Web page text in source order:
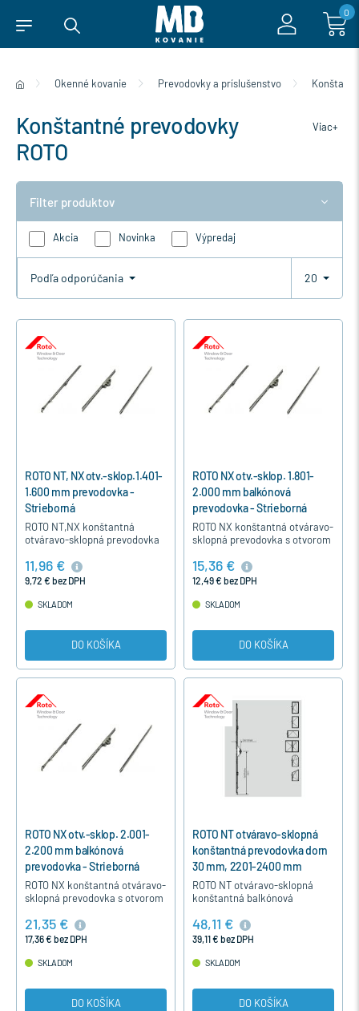
0
Okenné kovanie Prevodovky a príslušenstvo
Konštantné prevodovky
ROTO
Viac+
Filter produktov
Akcia Novinka Výpredaj
Podľa odporúčania 20
ROTO NT, NX otv.-sklop.1.401-
1.600 mm prevodovka -
Strieborná
ROTO NT,NX konštantná
otváravo-sklopná prevodovka
a otváravé okná pre výšku v
drážke kovania 1401-1600 mm.
11,96 €
9,72 € bez DPH
SKLADOM
DO KOŠÍKA
ROTO NX otv.-sklop. 1.801-
2.000 mm balkónová
prevodovka - Strieborná
ROTO NX konštantná otváravo-
sklopná prevodovka s otvorom
určená pre otváravo-sklopné a
otváravé balkónové dvere…
15,36 €
12,49 € bez DPH
SKLADOM
DO KOŠÍKA
ROTO NX otv.-sklop. 2.001-
2.200 mm balkónová
prevodovka - Strieborná
ROTO NX konštantná otváravo-
sklopná prevodovka s otvorom
určená pre otváravo-sklopné a
otváravé balkónové dvere…
21,35 €
17,36 € bez DPH
SKLADOM
DO KOŠÍKA
ROTO NT otváravo-sklopná
konštantná prevodovka dorn
30 mm, 2201-2400 mm
ROTO NT otváravo-sklopná
konštantná balkónová
otváravo-sklopné, otváravé a
posuvné balkónové a terasové
48,11 €
39,11 € bez DPH
SKLADOM
DO KOŠÍKA